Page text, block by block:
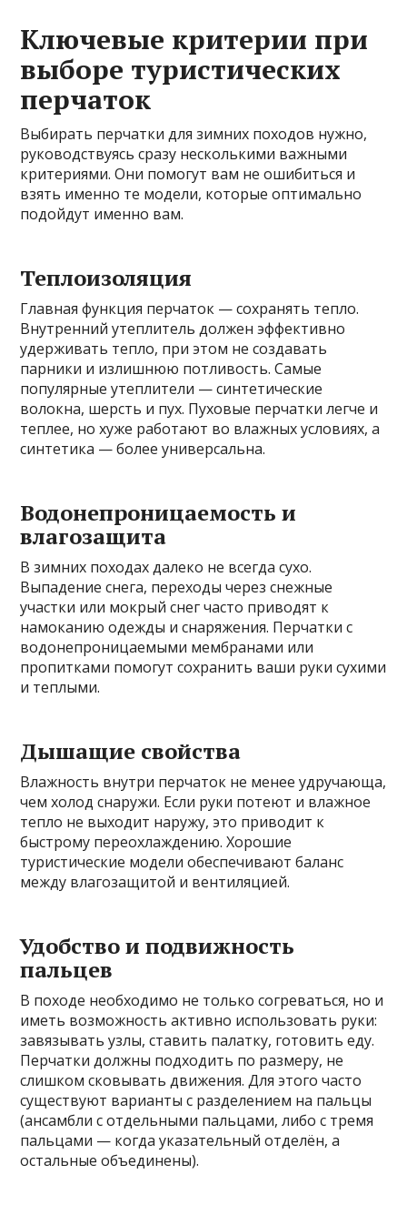
Ключевые критерии при
выборе туристических
перчаток
Выбирать перчатки для зимних походов нужно,
руководствуясь сразу несколькими важными
критериями. Они помогут вам не ошибиться и
взять именно те модели, которые оптимально
подойдут именно вам.
Теплоизоляция
Главная функция перчаток — сохранять тепло.
Внутренний утеплитель должен эффективно
удерживать тепло, при этом не создавать
парники и излишнюю потливость. Самые
популярные утеплители — синтетические
волокна, шерсть и пух. Пуховые перчатки легче и
теплее, но хуже работают во влажных условиях, а
синтетика — более универсальна.
Водонепроницаемость и
влагозащита
В зимних походах далеко не всегда сухо.
Выпадение снега, переходы через снежные
участки или мокрый снег часто приводят к
намоканию одежды и снаряжения. Перчатки с
водонепроницаемыми мембранами или
пропитками помогут сохранить ваши руки сухими
и теплыми.
Дышащие свойства
Влажность внутри перчаток не менее удручающа,
чем холод снаружи. Если руки потеют и влажное
тепло не выходит наружу, это приводит к
быстрому переохлаждению. Хорошие
туристические модели обеспечивают баланс
между влагозащитой и вентиляцией.
Удобство и подвижность
пальцев
В походе необходимо не только согреваться, но и
иметь возможность активно использовать руки:
завязывать узлы, ставить палатку, готовить еду.
Перчатки должны подходить по размеру, не
слишком сковывать движения. Для этого часто
существуют варианты с разделением на пальцы
(ансамбли с отдельными пальцами, либо с тремя
пальцами — когда указательный отделён, а
остальные объединены).